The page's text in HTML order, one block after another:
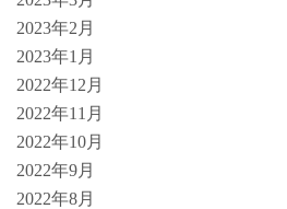
2023年2月
2023年1月
2022年12月
2022年11月
2022年10月
2022年9月
2022年8月